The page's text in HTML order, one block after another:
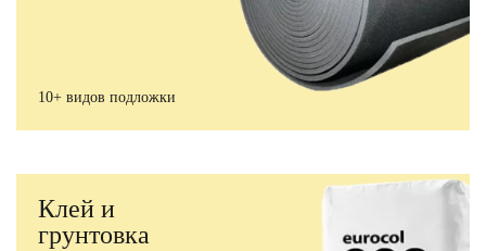
10+ видов подложки
Клей и
грунтовка